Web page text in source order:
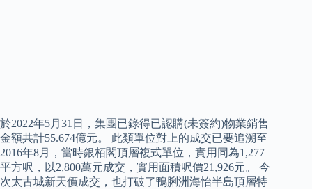
於2022年5月31日，集團已錄得已認購(未簽約)物業銷售
金額共計55.674億元。 此類單位對上的成交已要追溯至
2016年8月，當時銀栢閣頂層複式單位，實用同為1,277
平方呎，以2,800萬元成交，實用面積呎價21,926元。 今
次太古城新天價成交，也打破了鴨脷洲海怡半島頂層特